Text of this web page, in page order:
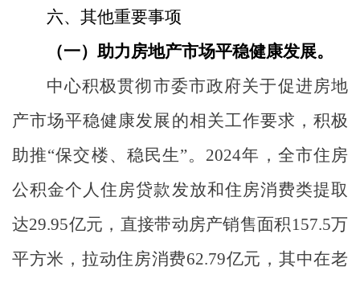
六、其他重要事项
（一）助力房地产市场平稳健康发展。
中心积极贯彻市委市政府关于促进房地
产市场平稳健康发展的相关工作要求，积极
助推“保交楼、稳民生”。 2024年，全市住房
公积金个人住房贷款发放和住房消费类提取
达29.95亿元，直接带动房产销售面积157.5万
平方米，拉动住房消费62.79亿元，其中在老